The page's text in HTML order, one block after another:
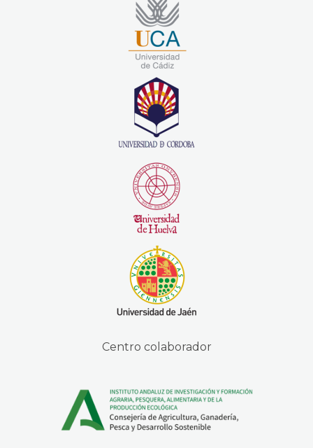
Centro colaborador